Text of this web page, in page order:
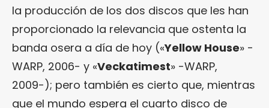
la producción de los dos discos que les han
proporcionado la relevancia que ostenta la
banda osera a día de hoy («Yellow House» -
WARP, 2006- y «Veckatimest» -WARP,
2009-); pero también es cierto que, mientras
que el mundo espera el cuarto disco de